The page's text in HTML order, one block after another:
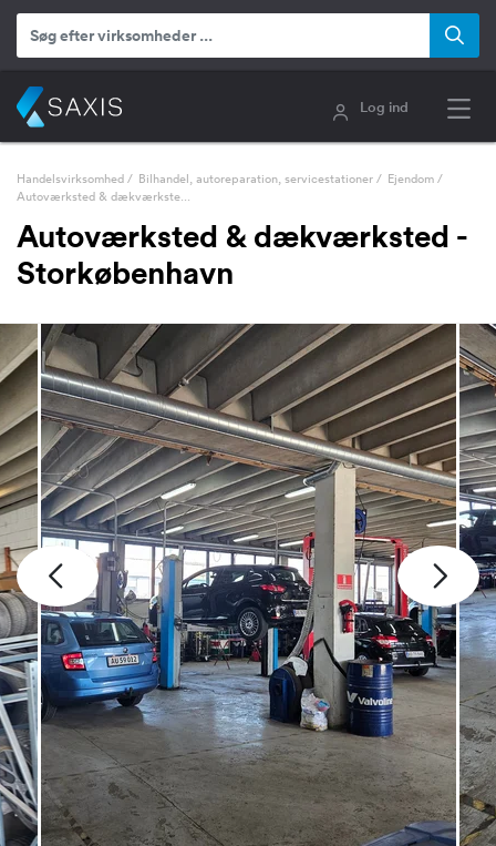
Log ind
Handelsvirksomhed/ Bilhandel, autoreparation, servicestationer/ Ejendom/
Autoværksted & dækværkste...
Autoværksted & dækværksted -
Storkøbenhavn